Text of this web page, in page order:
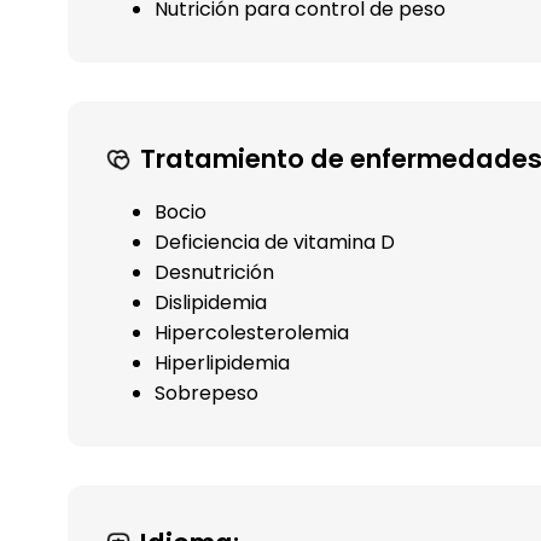
Nutrición para control de peso
Tratamiento de
Bocio
Deficiencia de vitamina D
Desnutrición
Dislipidemia
Hipercolesterolemia
Hiperlipidemia
Sobrepeso